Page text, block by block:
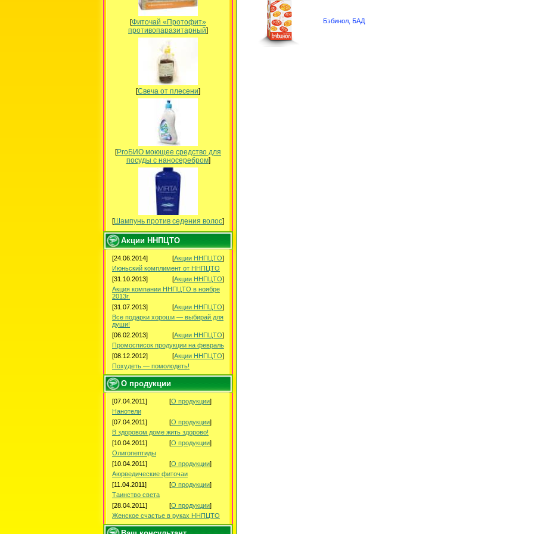
[Фиточай «Протофит»
противопаразитарный]
[Свеча от плесени]
[ProБИО моющее средство для
посуды c наносеребром]
[Шампунь против седения волос]
Акции ННПЦТО
[24.06.2014] [Акции ННПЦТО]
Июньский комплимент от ННПЦТО
[31.10.2013]
[Акции ННПЦТО]
Акция компании ННПЦТО в ноябре
2013г.
[31.07.2013]
[Акции ННПЦТО]
Все подарки хороши — выбирай для
души!
[06.02.2013]
[Акции ННПЦТО]
Промосписок продукции на февраль
[08.12.2012]
[Акции ННПЦТО]
Похудеть — помолодеть!
О продукции
[07.04.2011] [О продукции]
Нанотели
[07.04.2011]
[О продукции]
В здоровом доме жить здорово!
[10.04.2011]
[О продукции]
Олигопептиды
[10.04.2011]
[О продукции]
Аюрведические фиточаи
[11.04.2011]
[О продукции]
Таинство света
[28.04.2011]
[О продукции]
Женское счастье в руках ННПЦТО
Бэбинол, БАД